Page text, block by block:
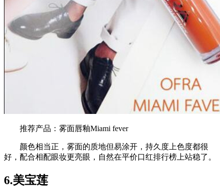
推荐产品：雾面唇釉Miami fever
颜色相当正，雾面的质地但易涂开，持久度上色度都很
好，配合相配眼妆更亮眼，自然在平价口红排行榜上站稳了。
6.美宝莲